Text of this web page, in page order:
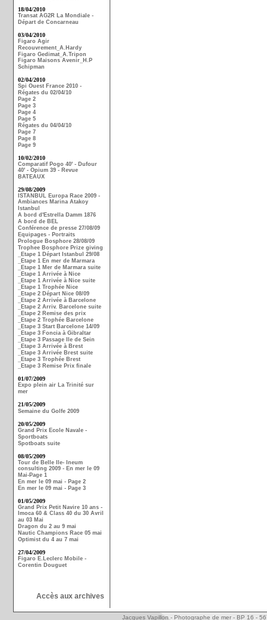
18/04/2010
Transat AG2R La Mondiale -
Départ de Concarneau
03/04/2010
Figaro Agir
Recouvrement_A.Hardy
Figaro Gedimat_A.Tripon
Figaro Maisons Avenir_H.P
Schipman
02/04/2010
Spi Ouest France 2010 -
Régates du 02/04/10
Page 2
Page 3
Page 4
Page 5
Régates du 04/04/10
Page 7
Page 8
Page 9
10/02/2010
Comparatif Pogo 40' - Dufour
40' - Opium 39 - Revue
BATEAUX
29/08/2009
ISTANBUL Europa Race 2009 -
Ambiances Marina Atakoy
Istanbul
A bord d'Estrella Damm 1876
A bord de BEL
Conférence de presse 27/08/09
Equipages - Portraits
Prologue Bosphore 28/08/09
Trophee Bosphore Prize giving
_Etape 1 Départ Istanbul 29/08
_Etape 1 En mer de Marmara
_Etape 1 Mer de Marmara suite
_Etape 1 Arrivée à Nice
_Etape 1 Arrivée à Nice suite
_Etape 1 Trophée Nice
_Etape 2 Départ Nice 08/09
_Etape 2 Arrivée à Barcelone
_Etape 2 Arriv. Barcelone suite
_Etape 2 Remise des prix
_Etape 2 Trophée Barcelone
_Etape 3 Start Barcelone 14/09
_Etape 3 Foncia à Gibraltar
_Etape 3 Passage Ile de Sein
_Etape 3 Arrivée à Brest
_Etape 3 Arrivée Brest suite
_Etape 3 Trophée Brest
_Etape 3 Remise Prix finale
01/07/2009
Expo plein air La Trinité sur
mer
21/05/2009
Semaine du Golfe 2009
20/05/2009
Grand Prix Ecole Navale -
Sportboats
Spotboats suite
08/05/2009
Tour de Belle Ile- Ineum
consulting 2009 - En mer le 09
Mai-Page 1
En mer le 09 mai - Page 2
En mer le 09 mai - Page 3
01/05/2009
Grand Prix Petit Navire 10 ans -
Imoca 60 & Class 40 du 30 Avril
au 03 Mai
Dragon du 2 au 9 mai
Nautic Champions Race 05 mai
Optimist du 4 au 7 mai
27/04/2009
Figaro E.Leclerc Mobile -
Corentin Douguet
Accès aux archives
Jacques Vapillon - Photographe de mer - BP 16 -